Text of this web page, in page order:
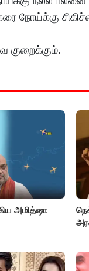
நோய்க்கு
குறைக்கும்.
அமித்ஷா